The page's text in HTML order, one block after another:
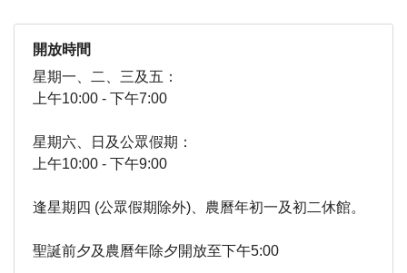
開放時間
星期一、二、三及五：
上午10:00 - 下午7:00
星期六、日及公眾假期：
上午10:00 - 下午9:00
逢星期四 (公眾假期除外)、農曆年初一及初二休館。
聖誕前夕及農曆年除夕開放至下午5:00